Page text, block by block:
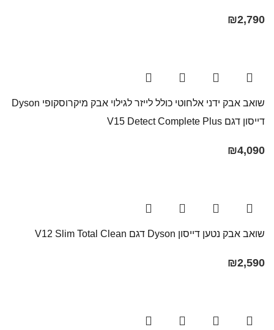
₪2,790
שואב אבק ידני אלחוטי כולל לייזר לגילוי אבק מיקרוסקופי Dyson
דייסון דגם V15 Detect Complete Plus
₪4,090
שואב אבק נטען דייסון Dyson דגם V12 Slim Total Clean
₪2,590